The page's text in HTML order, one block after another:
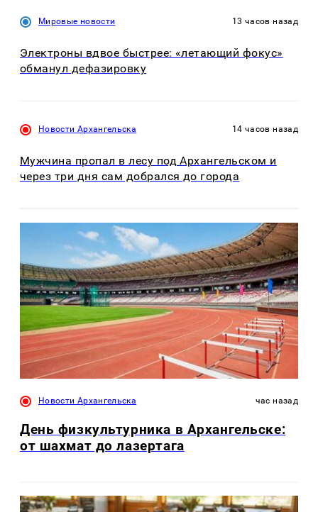
Мировые новости 13 часов назад
Электроны вдвое быстрее: «летающий фокус»
обманул дефазировку
Новости Архангельска 14 часов назад
Мужчина пропал в лесу под Архангельском и
через три дня сам добрался до города
Новости Архангельска час назад
День физкультурника в Архангельске:
от шахмат до лазертага